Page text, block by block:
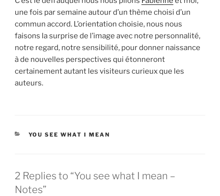
une fois par semaine autour d’un thème choisi d’un
commun accord. L’orientation choisie, nous nous
faisons la surprise de l’image avec notre personnalité,
notre regard, notre sensibilité, pour donner naissance
à de nouvelles perspectives qui étonneront
certainement autant les visiteurs curieux que les
auteurs.
CATEGORIES
YOU SEE WHAT I MEAN
2 Replies to “You see what I mean –
Notes”